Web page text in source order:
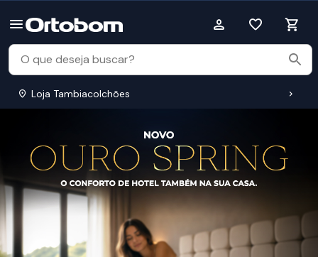
Loja Tambiacolchões